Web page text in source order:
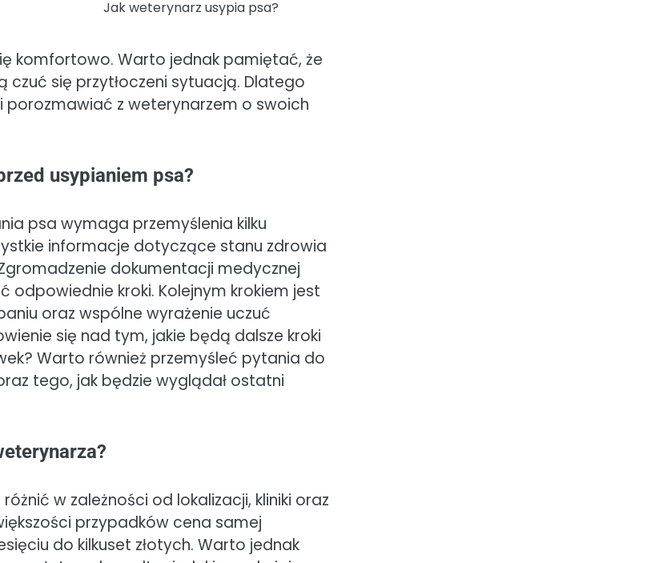
Jak weterynarz usypia psa?
komfortowo. Warto jednak pamiętać, że
czuć się przytłoczeni sytuacją. Dlatego
z weterynarzem o swoich
usypianiem psa?
psa wymaga przemyślenia kilku
informacje dotyczące stanu zdrowia
dokumentacji medycznej
kroki. Kolejnym krokiem jest
oraz wspólne wyrażenie uczuć
się nad tym, jakie będą dalsze kroki
Warto również przemyśleć pytania do
tego, jak będzie wyglądał ostatni
w zależności od lokalizacji, kliniki oraz
przypadków cena samej
do kilkuset złotych. Warto jednak